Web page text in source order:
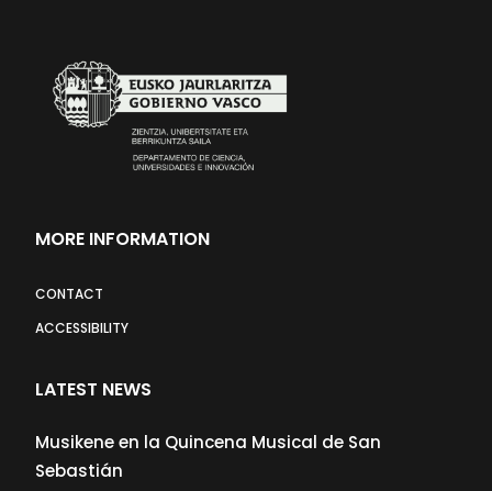
MORE INFORMATION
CONTACT
ACCESSIBILITY
LATEST NEWS
Musikene en la Quincena Musical de San
Sebastián